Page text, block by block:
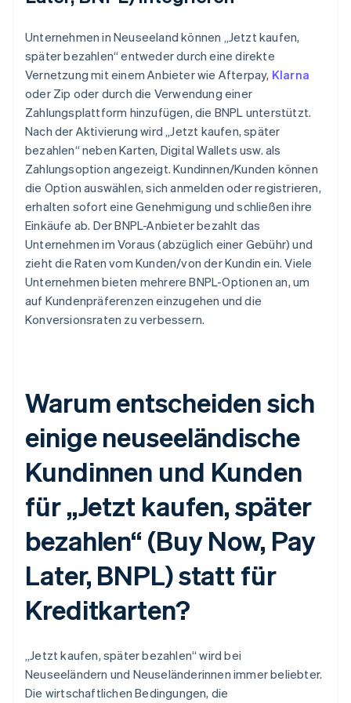
Unternehmen in Neuseeland können „Jetzt kaufen,
später bezahlen“ entweder durch eine direkte
Vernetzung mit einem Anbieter wie Afterpay, Klarna
oder Zip oder durch die Verwendung einer
Zahlungsplattform hinzufügen, die BNPL unterstützt.
Nach der Aktivierung wird „Jetzt kaufen, später
bezahlen“ neben Karten, Digital Wallets usw. als
Zahlungsoption angezeigt. Kundinnen/Kunden können
die Option auswählen, sich anmelden oder registrieren,
erhalten sofort eine Genehmigung und schließen ihre
Einkäufe ab. Der BNPL-Anbieter bezahlt das
Unternehmen im Voraus (abzüglich einer Gebühr) und
zieht die Raten vom Kunden/von der Kundin ein. Viele
Unternehmen bieten mehrere BNPL-Optionen an, um
auf Kundenpräferenzen einzugehen und die
Konversionsraten zu verbessern.
Warum entscheiden sich
einige neuseeländische
Kundinnen und Kunden
für „Jetzt kaufen, später
bezahlen“ (Buy Now, Pay
Later, BNPL) statt für
Kreditkarten?
„Jetzt kaufen, später bezahlen“ wird bei
Neuseeländern und Neuseländerinnen immer beliebter.
Die wirtschaftlichen Bedingungen, die